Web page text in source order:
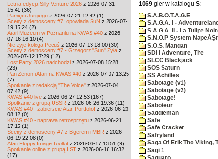
Letnia edycja Silly Venture 2026 z 2026-07-31
15:41 (36)
Pamięci Jurgiego z 2026-07-21 12:42 (1)
Sceny z demosceny #7: opowiada SuN z 2026-07-
19 15:24 (2)
Atari Muzeum w Poznaniu na KWAS #40 z 2026-
07-16 16:10 (4)
Nie żyje kolega Pecuś z 2026-07-13 18:00 (30)
Sceny z demosceny #7 - Grzegorz "Sun" Żyła z
2026-07-12 17:29 (12)
Lost Party 2026 nadchodzi z 2026-07-08 15:28
(23)
Pan Zenon i Atari na KWAS #40 z 2026-07-07 13:25
(7)
Spotkanie z redakcją "The Voice" z 2026-07-04
07:42 (9)
KWAS #40 live z 2026-06-27 12:53 (167)
Spotkanie z grupą USSR z 2026-06-26 19:36 (11)
KWAS #40 - zabierzcie Atari Portfolio! z 2026-06-23
08:12 (0)
KWAS #40 - naprawa retrosprzętu z 2026-06-21
17:15 (1)
Sceny z demosceny #7 z Bigerem i MBR z 2026-
06-19 22:08 (0)
Atari Floppy Image Toolkit z 2026-06-17 13:51 (9)
Spotkanie online z grupą LST z 2026-06-16 16:32
(17)
1069 gier w katalogu S:
S.A.B.O.T.A.G.E
S.A.G.A. I -
S.A.G.A. II - La Tulipe
S.N.O.P System
S.O.S. Mangan
SDI I Adventure, The
SLCC Blackjack
SOS Saturn
SS Achilles
Sabotage (v1)
Sabotage (v2)
Sabotage!
Saboteur
Saddleman
Safe
Safe Cracker
Safryland
Saga Of Erik The Viking,
Sagi 1
Saguaro